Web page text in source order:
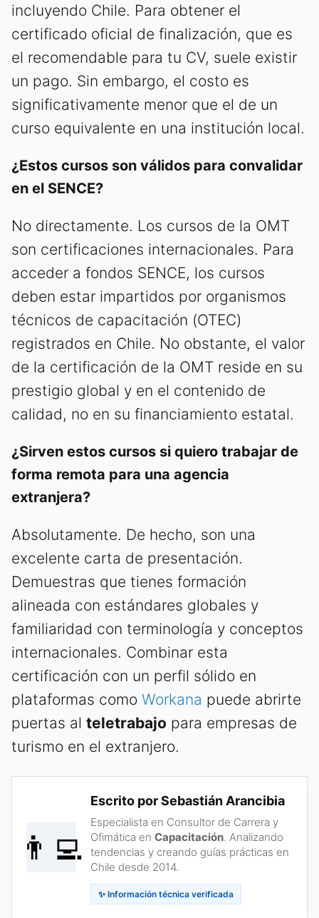
incluyendo Chile. Para obtener el
certificado oficial de finalización, que es
el recomendable para tu CV, suele existir
un pago. Sin embargo, el costo es
significativamente menor que el de un
curso equivalente en una institución local.
¿Estos cursos son válidos para convalidar
en el SENCE?
No directamente. Los cursos de la OMT
son certificaciones internacionales. Para
acceder a fondos SENCE, los cursos
deben estar impartidos por organismos
técnicos de capacitación (OTEC)
registrados en Chile. No obstante, el valor
de la certificación de la OMT reside en su
prestigio global y en el contenido de
calidad, no en su financiamiento estatal.
¿Sirven estos cursos si quiero trabajar de
forma remota para una agencia
extranjera?
Absolutamente. De hecho, son una
excelente carta de presentación.
Demuestras que tienes formación
alineada con estándares globales y
familiaridad con terminología y conceptos
internacionales. Combinar esta
certificación con un perfil sólido en
plataformas como Workana puede abrirte
puertas al teletrabajo para empresas de
turismo en el extranjero.
👨‍💻
Escrito por Sebastián Arancibia
Especialista en Consultor de Carrera y
Ofimática en Capacitación. Analizando
tendencias y creando guías prácticas en
Chile desde 2014.
✨ Información técnica verificada